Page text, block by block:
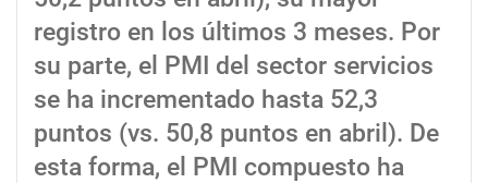
registro en los últimos 3 meses. Por
su parte, el PMI del sector servicios
se ha incrementado hasta 52,3
puntos (vs. 50,8 puntos en abril). De
esta forma, el PMI compuesto ha